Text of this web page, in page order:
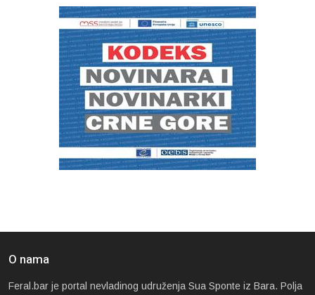
O nama
Feral.bar je portal nevladinog udruženja Sua Sponte iz Bara. Polja